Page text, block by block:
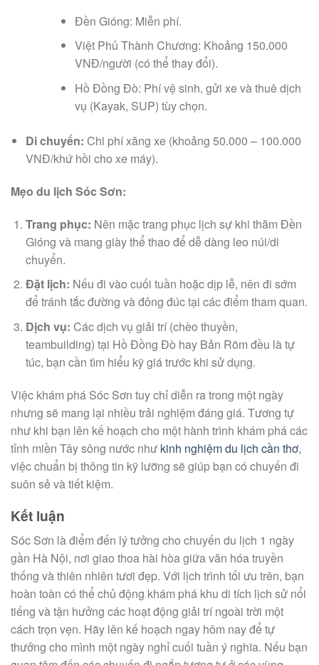
Đền Gióng: Miễn phí.
Việt Phủ Thành Chương: Khoảng 150.000
VNĐ/người (có thể thay đổi).
Hồ Đồng Đò: Phí vệ sinh, gửi xe và thuê dịch
vụ (Kayak, SUP) tùy chọn.
Di chuyển: Chi phí xăng xe (khoảng 50.000 – 100.000
VNĐ/khứ hồi cho xe máy).
Mẹo du lịch Sóc Sơn:
Trang phục: Nên mặc trang phục lịch sự khi thăm Đền
Gióng và mang giày thể thao để dễ dàng leo núi/di
chuyển.
Đặt lịch: Nếu đi vào cuối tuần hoặc dịp lễ, nên đi sớm
để tránh tắc đường và đông đúc tại các điểm tham quan.
Dịch vụ: Các dịch vụ giải trí (chèo thuyền,
teambuilding) tại Hồ Đồng Đò hay Bản Rõm đều là tự
túc, bạn cần tìm hiểu kỹ giá trước khi sử dụng.
Việc khám phá Sóc Sơn tuy chỉ diễn ra trong một ngày
nhưng sẽ mang lại nhiều trải nghiệm đáng giá. Tương tự
như khi bạn lên kế hoạch cho một hành trình khám phá các
tỉnh miền Tây sông nước như kinh nghiệm du lịch cần thơ,
việc chuẩn bị thông tin kỹ lưỡng sẽ giúp bạn có chuyến đi
suôn sẻ và tiết kiệm.
Kết luận
Sóc Sơn là điểm đến lý tưởng cho chuyến du lịch 1 ngày
gần Hà Nội, nơi giao thoa hài hòa giữa văn hóa truyền
thống và thiên nhiên tươi đẹp. Với lịch trình tối ưu trên, bạn
hoàn toàn có thể chủ động khám phá khu di tích lịch sử nổi
tiếng và tận hưởng các hoạt động giải trí ngoài trời một
cách trọn vẹn. Hãy lên kế hoạch ngay hôm nay để tự
thưởng cho mình một ngày nghỉ cuối tuần ý nghĩa. Nếu bạn